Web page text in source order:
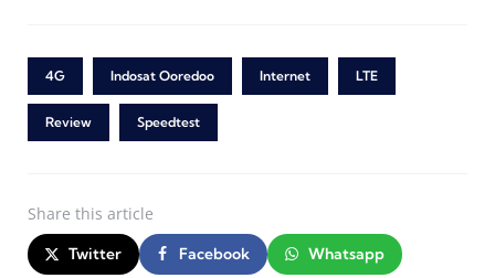
4G Indosat Ooredoo Internet LTE
Review Speedtest
Share this article
Twitter Facebook Whatsapp